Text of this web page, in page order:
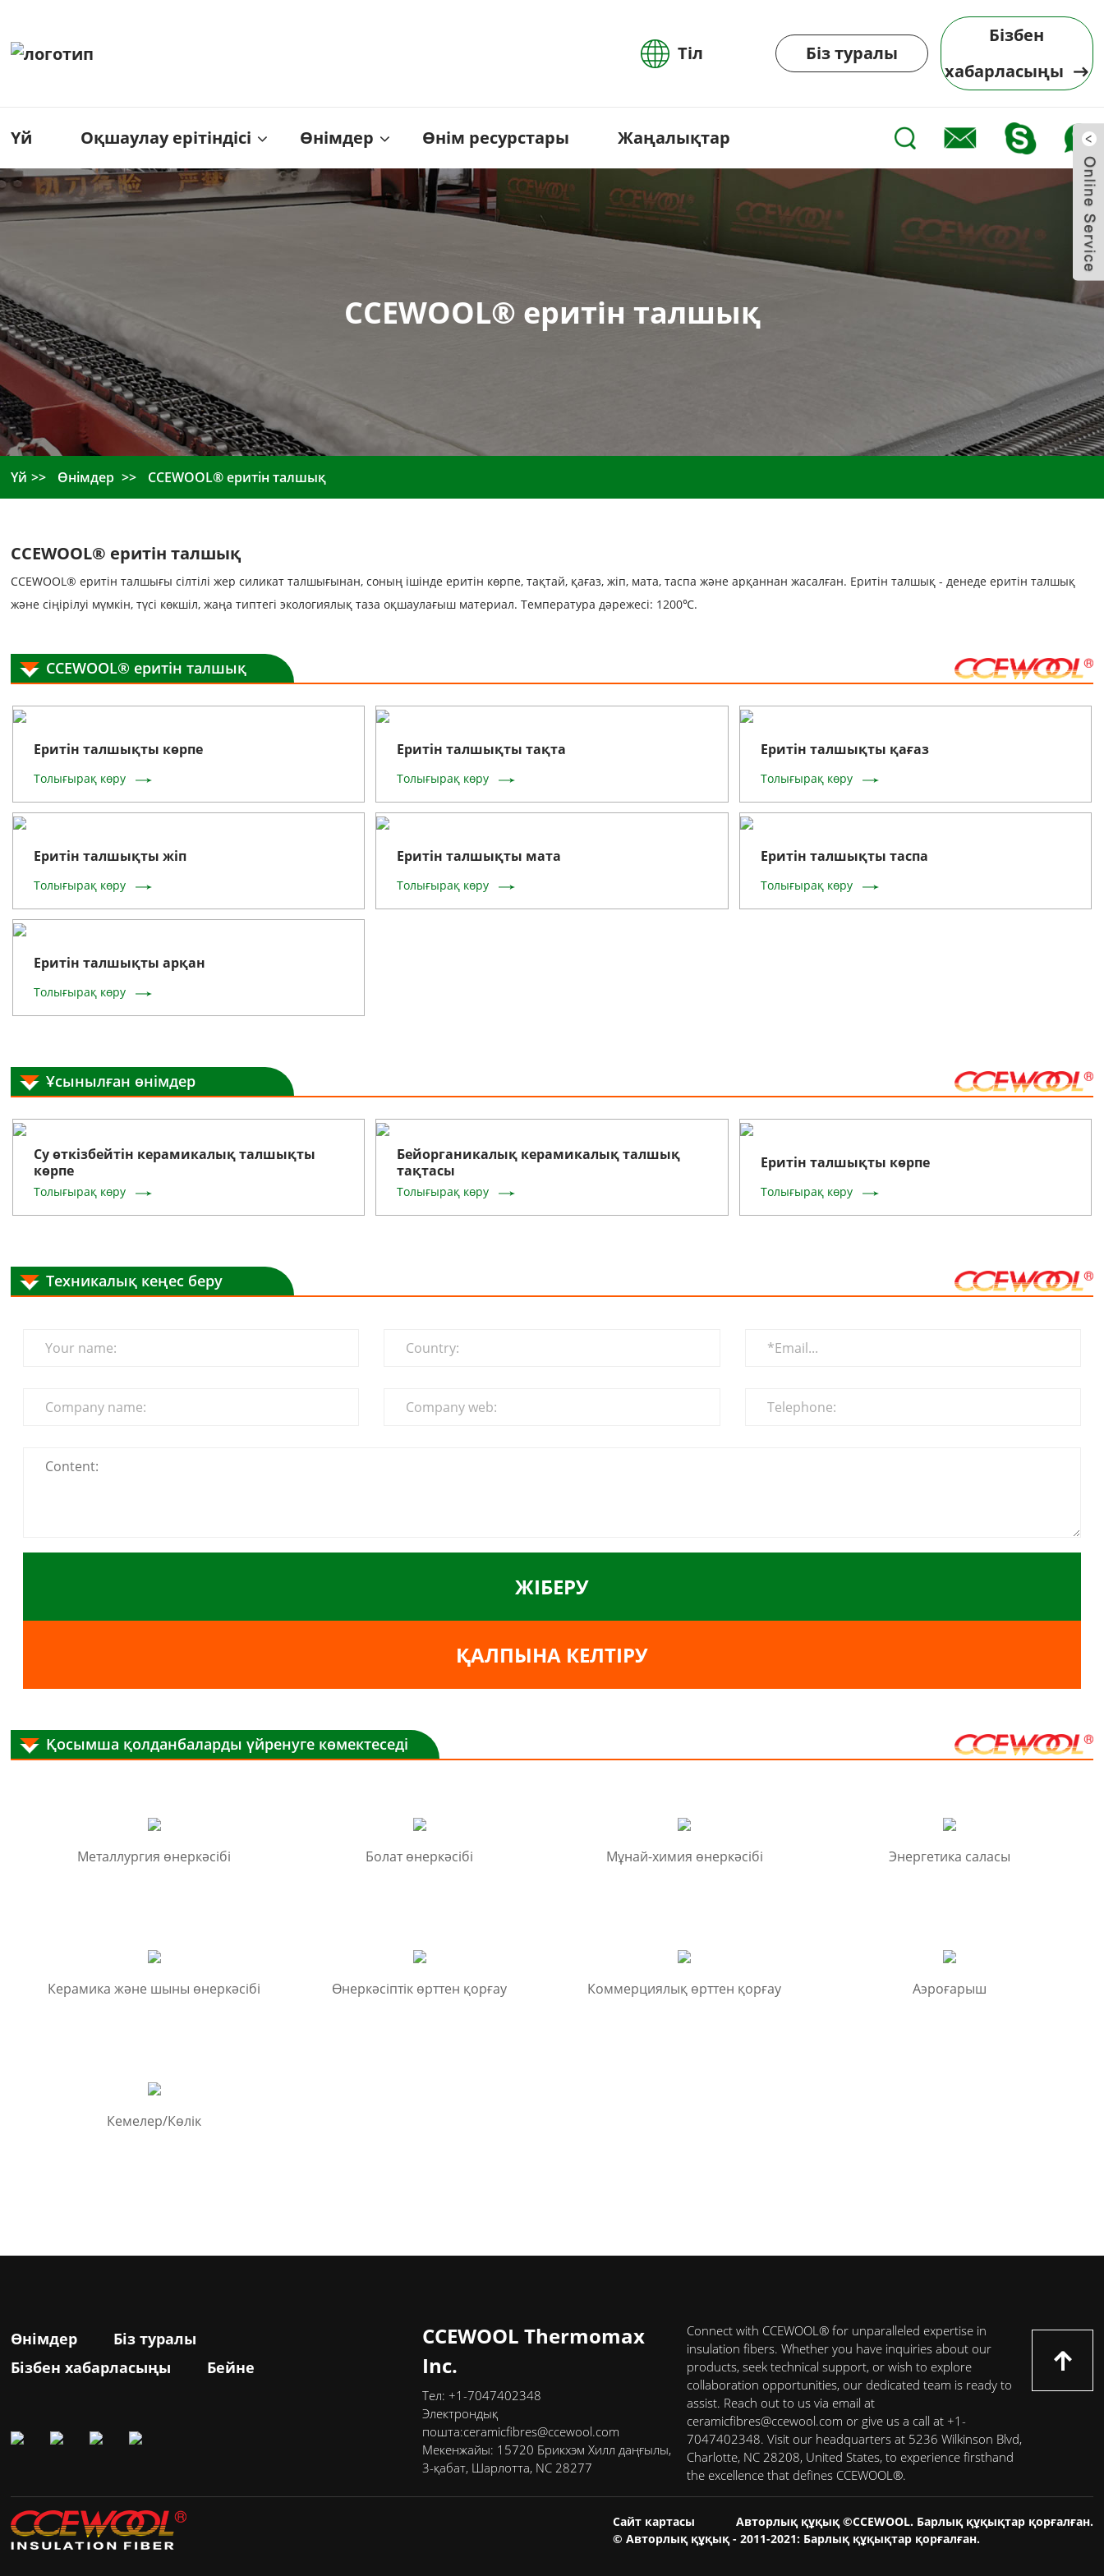
Тіл Біз туралы
Бізбен
хабарласыңы
Үй Оқшаулау ерітіндісі Өнімдер Өнім ресурстары Жаңалықтар
CCEWOOL® еритін талшық
Үй Өнімдер CCEWOOL® еритін талшық
CCEWOOL® еритін талшық
CCEWOOL® еритін талшығы сілтілі жер силикат талшығынан, соның ішінде еритін көрпе, тақтай, қағаз, жіп, мата, таспа және арқаннан жасалған. Еритін талшық - денеде еритін талшық
және сіңірілуі мүмкін, түсі көкшіл, жаңа типтегі экологиялық таза оқшаулағыш материал. Температура дәрежесі: 1200℃.
CCEWOOL® еритін талшық
Еритін талшықты көрпе
Толығырақ көру
Еритін талшықты тақта
Толығырақ көру
Еритін талшықты қағаз
Толығырақ көру
Еритін талшықты жіп
Толығырақ көру
Еритін талшықты мата
Толығырақ көру
Еритін талшықты таспа
Толығырақ көру
Еритін талшықты арқан
Толығырақ көру
Ұсынылған өнімдер
Су өткізбейтін керамикалық талшықты
көрпе
Толығырақ көру
Бейорганикалық керамикалық талшық
тақтасы
Толығырақ көру
Еритін талшықты көрпе
Толығырақ көру
Техникалық кеңес беру
ЖІБЕРУ
ҚАЛПЫНА КЕЛТІРУ
Қосымша қолданбаларды үйренуге көмектеседі
Металлургия өнеркәсібі Болат өнеркәсібі Мұнай-химия өнеркәсібі Энергетика саласы
Керамика және шыны өнеркәсібі Өнеркәсіптік өрттен қорғау Коммерциялық өрттен қорғау Аэроғарыш
Кемелер/Көлік
Өнімдер
Біз туралы
Бізбен хабарласыңы
Бейне
CCEWOOL Thermomax
Inc.
Тел: +1-7047402348
Электрондық
пошта:ceramicfibres@ccewool.com
Мекенжайы: 15720 Брикхэм Хилл даңғылы,
3-қабат, Шарлотта, NC 28277
Connect with CCEWOOL® for unparalleled expertise in
insulation fibers. Whether you have inquiries about our
products, seek technical support, or wish to explore
collaboration opportunities, our dedicated team is ready to
assist. Reach out to us via email at
ceramicfibres@ccewool.com or give us a call at +1-
7047402348. Visit our headquarters at 5236 Wilkinson Blvd,
Charlotte, NC 28208, United States, to experience firsthand
the excellence that defines CCEWOOL®.
Сайт картасы
Авторлық құқық ©CCEWOOL. Барлық құқықтар қорғалған.
© Авторлық құқық - 2011-2021: Барлық құқықтар қорғалған.